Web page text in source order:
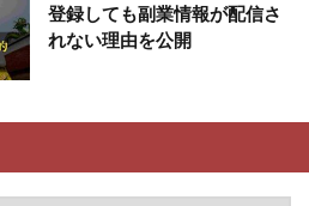
登録しても副業情報が配信さ
れない理由を公開